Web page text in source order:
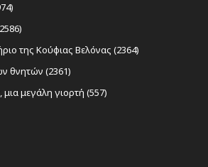
της Κούφιας Βελόνας (2364)
θνητών (2361)
μεγάλη γιορτή (557)